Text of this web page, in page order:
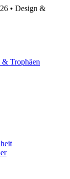
• Design &
& Trophäen